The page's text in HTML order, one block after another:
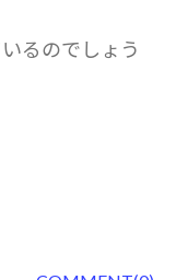
るのでしょう